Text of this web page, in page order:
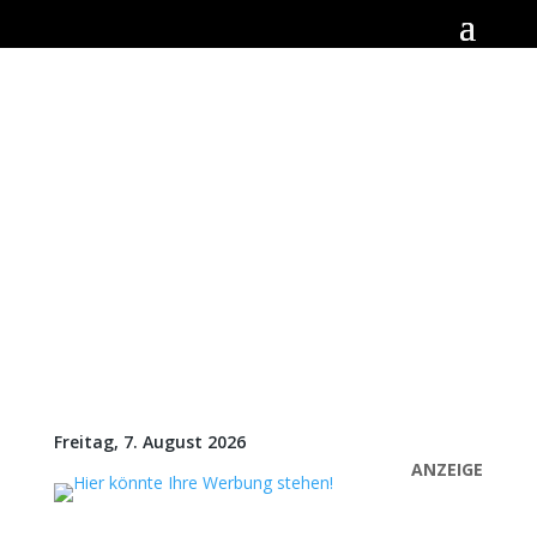
Freitag, 7. August 2026
ANZEIGE